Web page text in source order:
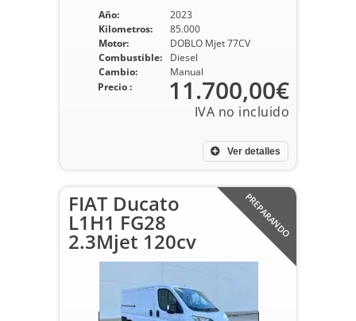
Año:
2023
Kilometros:
85.000
Motor:
DOBLO Mjet 77CV
Combustible:
Diesel
Cambio:
Manual
Ver detalles
Precio : 11.700,00€
PREPARANDO
FIAT Ducato
L1H1 FG28
2.3Mjet 120cv